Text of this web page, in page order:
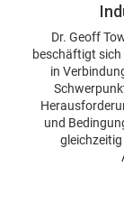
Dr. Geoff
beschäftigt
in
und